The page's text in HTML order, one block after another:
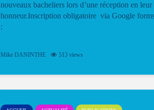
nouveaux bacheliers lors d’une réception en leur
honneur.Inscription obligatoire via Google
:
Mike DANINTHE 513 views